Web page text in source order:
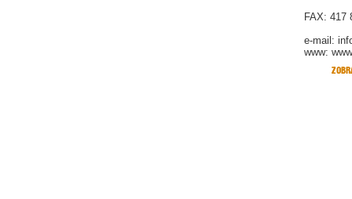
FAX: 417
e-mail:
www: